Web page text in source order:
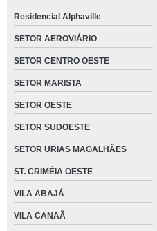
Residencial Alphaville
SETOR AEROVIÁRIO
SETOR CENTRO OESTE
SETOR MARISTA
SETOR OESTE
SETOR SUDOESTE
SETOR URIAS MAGALHÃES
ST. CRIMÉIA OESTE
VILA ABAJÁ
VILA CANAÃ